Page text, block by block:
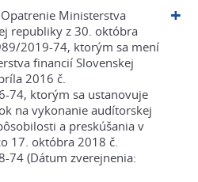
Ministerstva
republiky z 30. októbra
2019-74, ktorým sa mení
financií Slovenskej
2016 č.
74, ktorým sa ustanovuje
na vykonanie audítorskej
a preskúšania v
17. októbra 2018 č.
74 (Dátum zverejnenia: